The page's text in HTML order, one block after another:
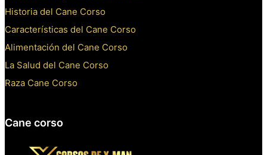
Historia del Cane Corso
Características del Cane Corso
Alimentación del Cane Corso
La Salud del Cane Corso
Raza Cane Corso
Cane corso